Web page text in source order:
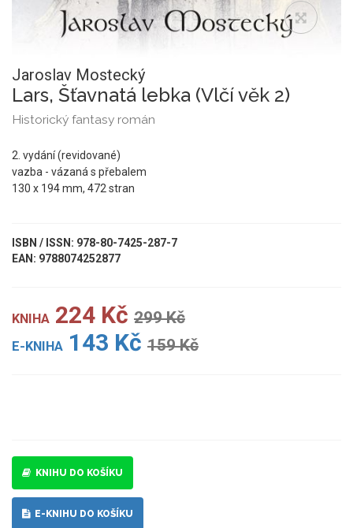
Jaroslav Mostecký
Lars, Šťavnatá lebka (Vlčí věk 2)
Historický fantasy román
2. vydání (revidované)
vazba - vázaná s přebalem
130 x 194 mm, 472 stran
ISBN / ISSN: 978-80-7425-287-7
EAN: 9788074252877
KNIHA 224 Kč 299 Kč
E-KNIHA 143 Kč 159 Kč
KNIHU DO KOŠÍKU
E-KNIHU DO KOŠÍKU